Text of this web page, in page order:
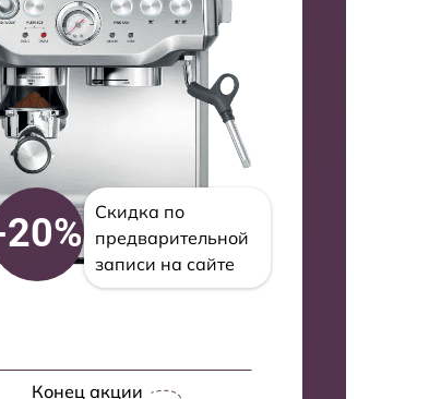
Скидка по
предварительной
записи на сайте
Конец акции